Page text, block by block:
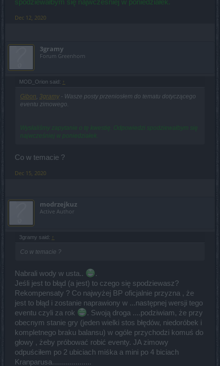
spodziewałbym się najwcześniej w poniedziałek.
Dec 12, 2020
3gramy
Forum Greenhorn
MOD_Orion said: ↑
Gibon, 3gramy - Wasze posty przeniosłem do tematu dotyczącego
eventu zimowego.
Wysłaliśmy zapytanie o tę kwestię. Odpowiedzi spodziewałbym się
najwcześniej w poniedziałek.
Co w temacie ?
Dec 15, 2020
modrzejkuz
Active Author
3gramy said: ↑
Co w temacie ?
Nabrali wody w usta..
.
Jeśli jest to błąd (a jest) to czego się spodziewasz?
Rekompensaty ? Co najwyżej BP oficjalnie przyzna , że
jest to błąd i zostanie naprawiony w ...następnej wersji tego
eventu czyli za rok
. Swoją droga ....podziwiam, że przy
obecnym stanie gry (jeden wielki stos błędów, niedoróbek i
kompletnego braku balansu) w ogóle przychodzi komuś do
głowy , żeby próbować robić eventy. JA zimowy
odpuściłem po 2 ubiciach miśka a mini po 4 biciach
Kranparusa....................